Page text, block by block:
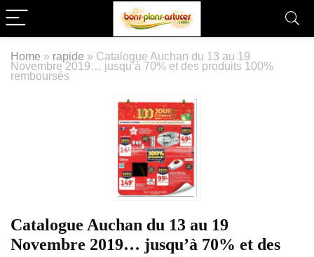
Home » rapide » Catalogue Auchan du 13 au 19
Novembre 2019… jusqu’à 70% et des produits 100%
remboursés
Catalogue Auchan du 13 au 19
Novembre 2019… jusqu’à 70% et des